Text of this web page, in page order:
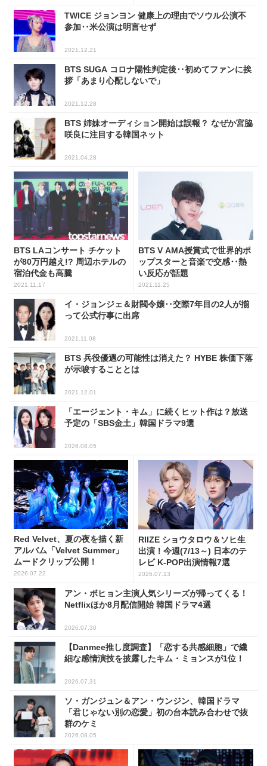
TWICE ジョンヨン 健康上の理由でソウル公演不
参加‥米公演は明言せず
2021.12.21
BTS SUGA コロナ陽性判定後‥初めてファンに挨
拶「あまり心配しないで」
2021.12.28
BTS 姉妹オーディション開始は誤報？ なぜか宮脇
咲良に注目する韓国ネット
2021.04.28
BTS LAコンサート チケット
が80万円越え!? 周辺ホテルの
宿泊代金も高騰
2021.11.17
BTS V AMA授賞式で世界的ポ
ップスターと音楽で交感‥熱
い反応が話題
2021.11.25
イ・ジョンジェ＆財閥令嬢‥交際7年目の2人が揃
って公式行事に出席
2021.11.08
BTS 兵役優遇の可能性は消えた？ HYBE 株価下落
が示唆することとは
2021.12.01
「エージェント・キム」に続くヒット作は？放送
予定の「SBS金土」韓国ドラマ9選
2026.08.05
Red Velvet、夏の夜を描く新
アルバム「Velvet Summer」
ムードクリップ公開！
2026.07.22
RIIZE ショウタロウ＆ソヒ生
出演！今週(7/13～) 日本のテ
レビ K-POP出演情報7選
2026.07.13
アン・ボヒョン主演人気シリーズが帰ってくる！
Netflixほか8月配信開始 韓国ドラマ4選
2026.07.30
【Danmee推し度調査】「恋する共感細胞」で繊
細な感情演技を披露したキム・ミョンスが1位！
2026.07.31
ソ・ガンジュン＆アン・ウンジン、韓国ドラマ
「君じゃない別の恋愛」初の台本読み合わせで抜
群のケミ
2026.08.05